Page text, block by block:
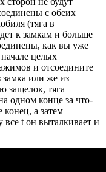
с обеих
(тяга в
к замкам и больше
как вы уже
целых
и отсоедините
замка или же из
защелок, тяга
одном конце за что-
конец, а затем
t он выталкивает и